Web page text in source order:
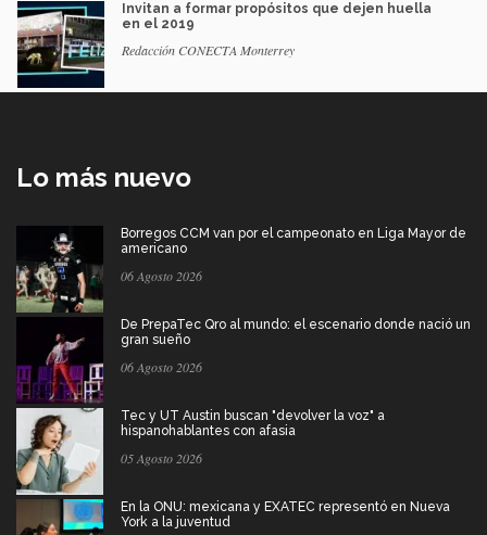
Invitan a formar propósitos que dejen huella
en el 2019
Redacción CONECTA Monterrey
Lo más nuevo
Borregos CCM van por el campeonato en Liga Mayor de
americano
06 Agosto 2026
De PrepaTec Qro al mundo: el escenario donde nació un
gran sueño
06 Agosto 2026
Tec y UT Austin buscan "devolver la voz" a
hispanohablantes con afasia
05 Agosto 2026
En la ONU: mexicana y EXATEC representó en Nueva
York a la juventud